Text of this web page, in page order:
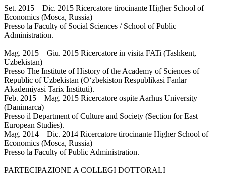
Set. 2015 – Dic. 2015 Ricercatore tirocinante Higher School of
Economics (Mosca, Russia)
Presso la Faculty of Social Sciences / School of Public
Administration.
Mag. 2015 – Giu. 2015 Ricercatore in visita FATi (Tashkent,
Uzbekistan)
Presso The Institute of History of the Academy of Sciences of
Republic of Uzbekistan (O‘zbekiston Respublikasi Fanlar
Akademiyasi Tarix Instituti).
Feb. 2015 – Mag. 2015 Ricercatore ospite Aarhus University
(Danimarca)
Presso il Department of Culture and Society (Section for East
European Studies).
Mag. 2014 – Dic. 2014 Ricercatore tirocinante Higher School of
Economics (Mosca, Russia)
Presso la Faculty of Public Administration.
PARTECIPAZIONE A COLLEGI DOTTORALI